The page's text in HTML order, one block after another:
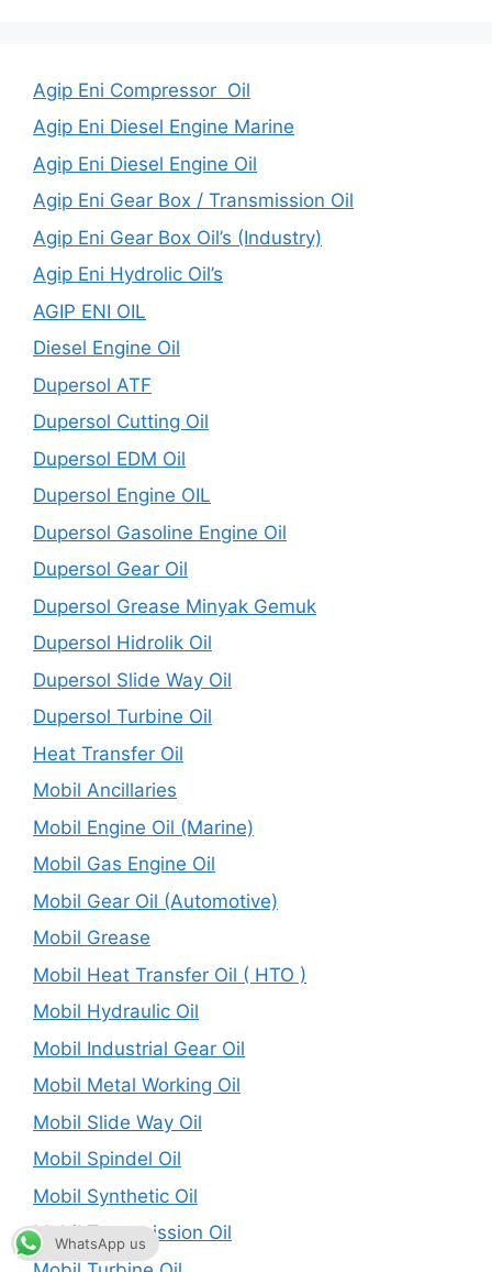
Agip Eni Compressor Oil
Agip Eni Diesel Engine Marine
Agip Eni Diesel Engine Oil
Agip Eni Gear Box / Transmission Oil
Agip Eni Gear Box Oil’s (Industry)
Agip Eni Hydrolic Oil’s
AGIP ENI OIL
Diesel Engine Oil
Dupersol ATF
Dupersol Cutting Oil
Dupersol EDM Oil
Dupersol Engine OIL
Dupersol Gasoline Engine Oil
Dupersol Gear Oil
Dupersol Grease Minyak Gemuk
Dupersol Hidrolik Oil
Dupersol Slide Way Oil
Dupersol Turbine Oil
Heat Transfer Oil
Mobil Ancillaries
Mobil Engine Oil (Marine)
Mobil Gas Engine Oil
Mobil Gear Oil (Automotive)
Mobil Grease
Mobil Heat Transfer Oil ( HTO )
Mobil Hydraulic Oil
Mobil Industrial Gear Oil
Mobil Metal Working Oil
Mobil Slide Way Oil
Mobil Spindel Oil
Mobil Synthetic Oil
Mobil Transmission Oil
WhatsApp us